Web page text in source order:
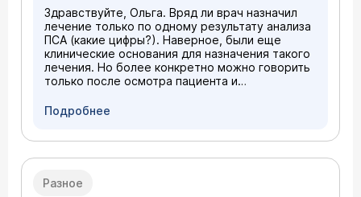
Здравствуйте, Ольга. Вряд ли врач назначил
лечение только по одному результату анализа
ПСА (какие цифры?). Наверное, были еще
клинические основания для назначения такого
лечения. Но более конкретно можно говорить
только после осмотра пациента и
обследования. Вы можете обратиться за
вторым мнением к нам в клинку, будем рады
Подробнее
Разное